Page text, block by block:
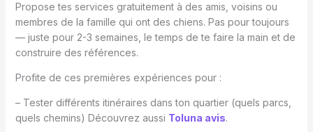
Propose tes services gratuitement à des amis, voisins ou
membres de la famille qui ont des chiens. Pas pour toujours
— juste pour 2-3 semaines, le temps de te faire la main et de
construire des références.
Profite de ces premières expériences pour :
– Tester différents itinéraires dans ton quartier (quels parcs,
quels chemins) Découvrez aussi Toluna avis.